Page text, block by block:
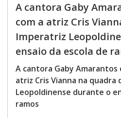
A cantora Gaby
com a atriz Cris
Imperatriz
ensaio da escola de
A cantora Gaby
atriz Cris Vianna na quadra
Leopoldinense durante o
ramos